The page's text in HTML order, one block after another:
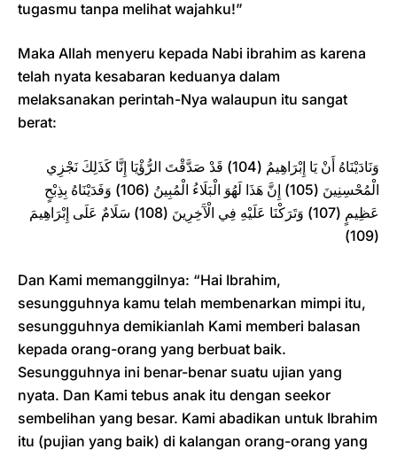
tugasmu tanpa melihat wajahku!”
Maka Allah menyeru kepada Nabi ibrahim as karena
telah nyata kesabaran keduanya dalam
melaksanakan perintah-Nya walaupun itu sangat
berat:
وَنَادَيْنَاهُ أَنْ يَا إِبْرَاهِيمُ (104) قَدْ صَدَّقْتَ الرُّؤْيَا إِنَّا كَذَلِكَ نَجْزِي
الْمُحْسِنِينَ (105) إِنَّ هَذَا لَهُوَ الْبَلَاءُ الْمُبِينُ (106) وَفَدَيْنَاهُ بِذِبْحٍ
عَظِيمٍ (107) وَتَرَكْنَا عَلَيْهِ فِي الْآَخِرِينَ (108) سَلَامٌ عَلَى إِبْرَاهِيمَ
(109)
Dan Kami memanggilnya: “Hai Ibrahim,
sesungguhnya kamu telah membenarkan mimpi itu,
sesungguhnya demikianlah Kami memberi balasan
kepada orang-orang yang berbuat baik.
Sesungguhnya ini benar-benar suatu ujian yang
nyata. Dan Kami tebus anak itu dengan seekor
sembelihan yang besar. Kami abadikan untuk Ibrahim
itu (pujian yang baik) di kalangan orang-orang yang